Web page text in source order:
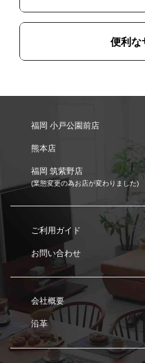
便利な
福岡 小戸公園前店
熊本店
福岡 筑紫野店
(業態変更の為お店が変わりました)
ご利用ガイド
お問い合わせ
会社概要
沿革